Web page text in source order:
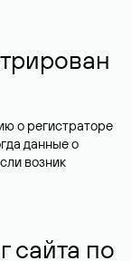
о регистраторе
данные о
возник
сайта по